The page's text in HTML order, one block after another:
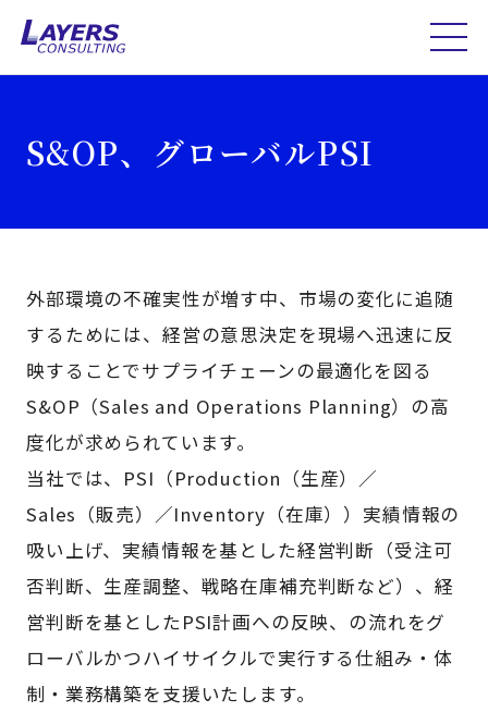
S&OP、グローバルPSI
外部環境の不確実性が増す中、市場の変化に追随
するためには、経営の意思決定を現場へ迅速に反
映することでサプライチェーンの最適化を図る
S&OP（Sales and Operations Planning）の高
度化が求められています。
当社では、PSI（Production（生産）／
Sales（販売）／Inventory（在庫））実績情報の
吸い上げ、実績情報を基とした経営判断（受注可
否判断、生産調整、戦略在庫補充判断など）、経
営判断を基としたPSI計画への反映、の流れをグ
ローバルかつハイサイクルで実行する仕組み・体
制・業務構築を支援いたします。